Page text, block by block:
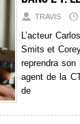
TRAVIS
L’acteur
Smits et
reprendra son
agent de la
de